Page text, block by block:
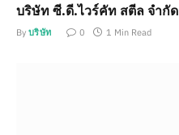
บริษัท ซี.ดี.ไวร์คัท สตีล จำกัด
By บริษัท 0 1 Min Read